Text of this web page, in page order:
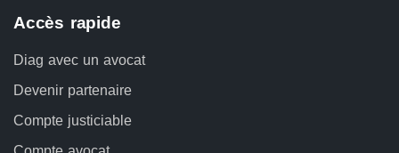
Accès rapide
Diag avec un avocat
Devenir partenaire
Compte justiciable